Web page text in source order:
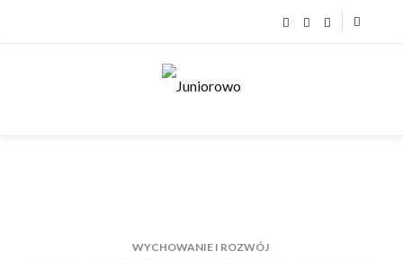
WYCHOWANIE I ROZWÓJ